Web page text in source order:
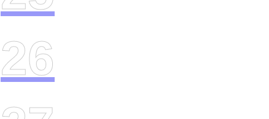
26